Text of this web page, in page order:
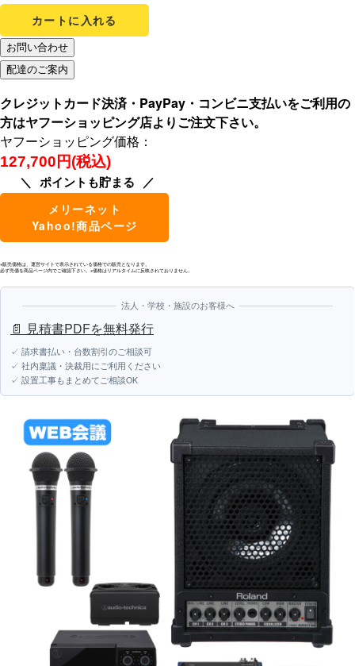
カートに入れる
クレジットカード決済・PayPay・コンビニ支払いをご利用の
方はヤフーショッピング店よりご注文下さい。
ヤフーショッピング価格：
127,700円(税込)
ポイントも貯まる
メリーネット
Yahoo!商品ページ
※販売価格は、運営サイトで表示されている価格での販売となります。
必ず売価を商品ページ内でご確認下さい。※価格はリアルタイムに反映されておりません。
法人・学校・施設のお客様へ
📄 見積書PDFを無料発行
✓ 請求書払い・台数割引のご相談可
✓ 社内稟議・決裁用にご利用ください
✓ 設置工事もまとめてご相談OK